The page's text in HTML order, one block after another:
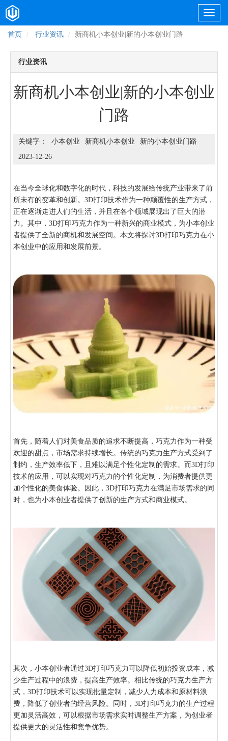
首页 行业资讯 新商机小本创业|新的小本创业门路
行业资讯
新商机小本创业|新的小本创业
门路
小本创业 新商机小本创业
新的小本创业门路
2023-12-26
在当今全球化和数字化的时代，科技的发展给传统产业带来了前
所未有的变革和创新。3D打印技术作为一种颠覆性的生产方式，
正在逐渐走进人们的生活，并且在各个领域展现出了巨大的潜
力。其中，3D打印巧克力作为一种新兴的商业模式，为小本创业
者提供了全新的商机和发展空间。本文将探讨3D打印巧克力在小
本创业中的应用和发展前景。
首先，随着人们对美食品质的追求不断提高，巧克力作为一种受
欢迎的甜点，市场需求持续增长。传统的巧克力生产方式受到了
制约，生产效率低下，且难以满足个性化定制的需求。而3D打印
技术的应用，可以实现对巧克力的个性化定制，为消费者提供更
加个性化的美食体验。因此，3D打印巧克力在满足市场需求的同
时，也为小本创业者提供了创新的生产方式和商业模式。
其次，小本创业者通过3D打印巧克力可以降低初始投资成本，减
少生产过程中的浪费，提高生产效率。相比传统的巧克力生产方
式，3D打印技术可以实现批量定制，减少人力成本和原材料浪
费，降低了创业者的经营风险。同时，3D打印巧克力的生产过程
更加灵活高效，可以根据市场需求实时调整生产方案，为创业者
提供更大的灵活性和竞争优势。